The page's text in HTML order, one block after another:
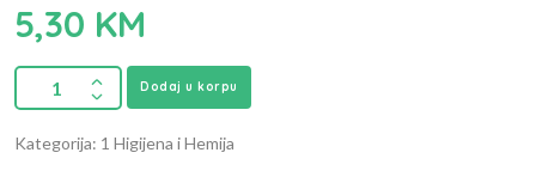
5,30 KM
Dodaj u korpu
Kategorija: 1 Higijena i Hemija